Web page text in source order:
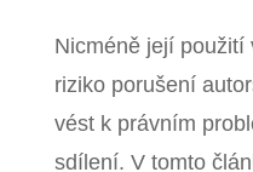
Nicméně její použití
riziko porušení
vést k právním
sdílení. V tomto